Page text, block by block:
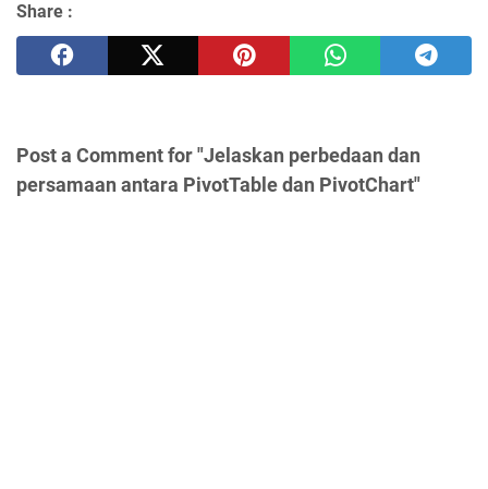
Share :
Post a Comment for "Jelaskan perbedaan dan
persamaan antara PivotTable dan PivotChart"